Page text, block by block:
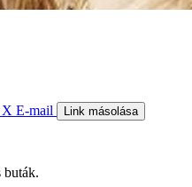
X E-mail Link másolása
buták.